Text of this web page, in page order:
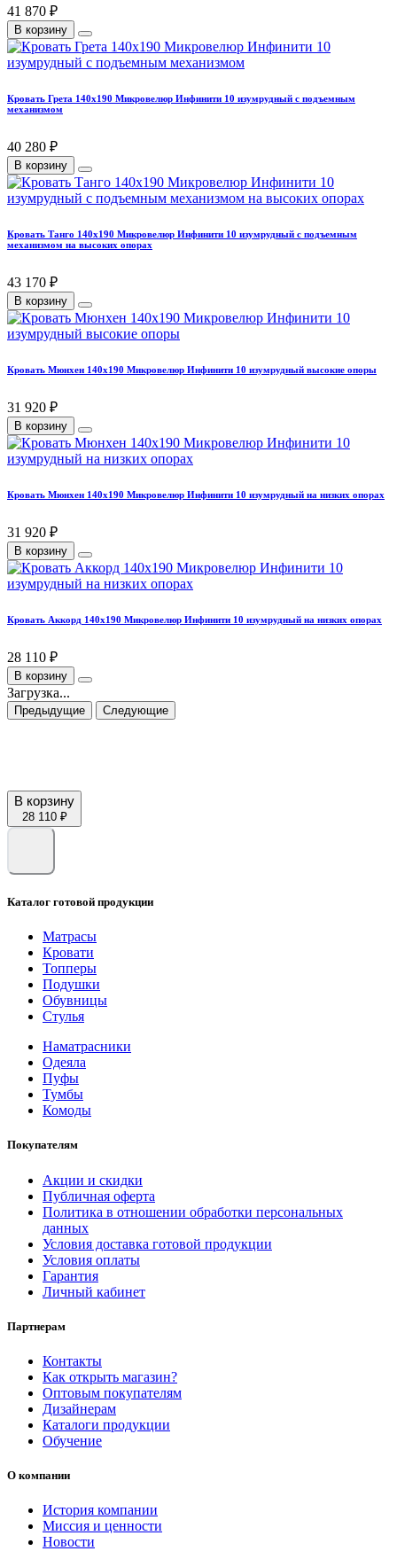
41 870 ₽
В корзину
Кровать Грета 140х190 Микровелюр Инфинити 10 изумрудный с подъемным
механизмом
40 280 ₽
В корзину
Кровать Танго 140х190 Микровелюр Инфинити 10 изумрудный с подъемным
механизмом на высоких опорах
43 170 ₽
В корзину
Кровать Мюнхен 140х190 Микровелюр Инфинити 10 изумрудный высокие опоры
31 920 ₽
В корзину
Кровать Мюнхен 140х190 Микровелюр Инфинити 10 изумрудный на низких опорах
31 920 ₽
В корзину
Кровать Аккорд 140х190 Микровелюр Инфинити 10 изумрудный на низких опорах
28 110 ₽
В корзину
Загрузка...
Предыдущие Следующие
В корзину
28 110 ₽
Каталог готовой продукции
Матрасы
Кровати
Топперы
Подушки
Обувницы
Стулья
Наматрасники
Одеяла
Пуфы
Тумбы
Комоды
Покупателям
Акции и скидки
Публичная оферта
Политика в отношении обработки персональных
данных
Условия доставка готовой продукции
Условия оплаты
Гарантия
Личный кабинет
Партнерам
Контакты
Как открыть магазин?
Оптовым покупателям
Дизайнерам
Каталоги продукции
Обучение
О компании
История компании
Миссия и ценности
Новости